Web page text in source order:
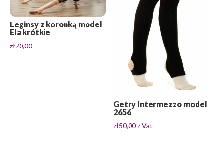
Leginsy z koronką model
Ela krótkie
zł70,00
Getry Intermezzo model
2656
zł50,00z Vat